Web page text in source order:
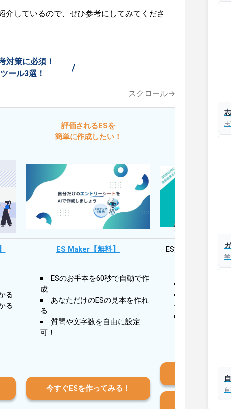
介しているので、ぜひ参考にしてみてくださ
対策に必須！
ール3選！
/
スクロール→
評価されるESを
簡単に作成したい！
今すぐ
添削して
ES Maker【無料】 ES添削・面接対策
る
る
ESのお手本を60秒で自動で作
成
あなただけのESの見本を作れ
る
質問や文字数を自由に設定
可！
30秒以内に
30秒以内に
作成
AIと対話し
今すぐESを作ってみる！
iOS版は
Android版
志